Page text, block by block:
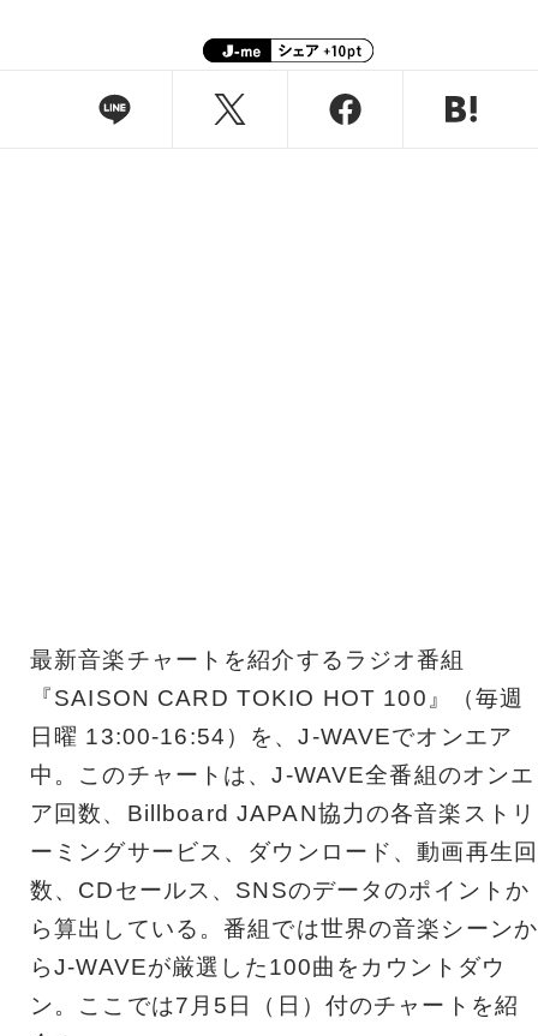
最新音楽チャートを紹介するラジオ番組
『SAISON CARD TOKIO HOT 100』（毎週
日曜 13:00-16:54）を、J-WAVEでオンエア
中。このチャートは、J-WAVE全番組のオンエ
ア回数、Billboard JAPAN協力の各音楽ストリ
ーミングサービス、ダウンロード、動画再生回
数、CDセールス、SNSのデータのポイントか
ら算出している。番組では世界の音楽シーンか
らJ-WAVEが厳選した100曲をカウントダウ
ン。ここでは7月5日（日）付のチャートを紹